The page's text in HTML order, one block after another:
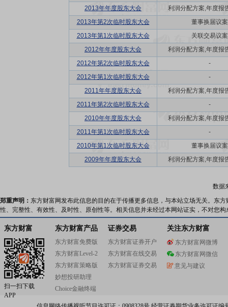
2013年年度股东大会
利润分配方案,年度报
2013年第2次临时股东大会
董事换届议案
2013年第1次临时股东大会
关联交易议案
2012年年度股东大会
利润分配方案,年度报
2012年第2次临时股东大会
-
2012年第1次临时股东大会
-
2011年年度股东大会
利润分配方案,年度报
2011年第2次临时股东大会
-
2010年年度股东大会
利润分配方案,年度报
2011年第1次临时股东大会
-
2010年第1次临时股东大会
董事换届议案
2009年年度股东大会
利润分配方案,年度报
数据
郑重声明： 东方财富网发布此信息的目的在于传播更多信息，与本站立场无关。东
性、完整性、有效性、及时性、原创性等。相关信息并未经过本网站证实，不对您
东方财富
扫一扫下载
APP
东方财富产品
东方财富免费版
东方财富Level-2
东方财富策略版
妙想投研助理
Choice金融终端
证券交易
东方财富证券开户
东方财富在线交易
东方财富证券交易
关注东方财富
东方财富网微博
东方财富网微信
意见与建议